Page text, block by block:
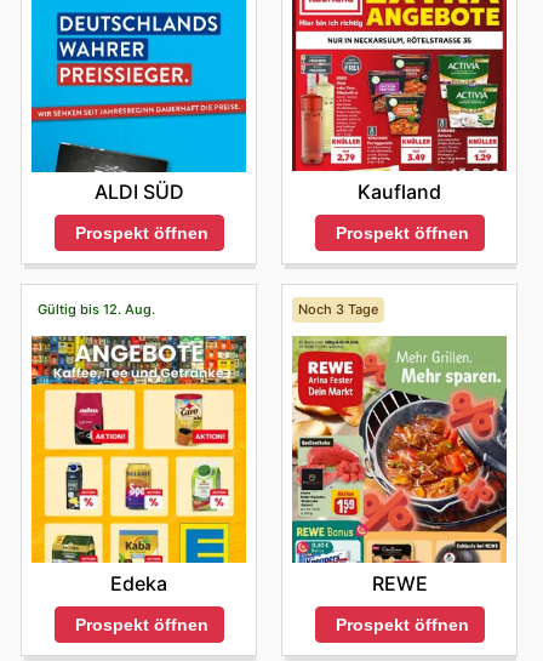
ALDI SÜD
Prospekt öffnen
Kaufland
Prospekt öffnen
Gültig bis 12. Aug.
Edeka
Prospekt öffnen
Noch 3 Tage
REWE
Prospekt öffnen